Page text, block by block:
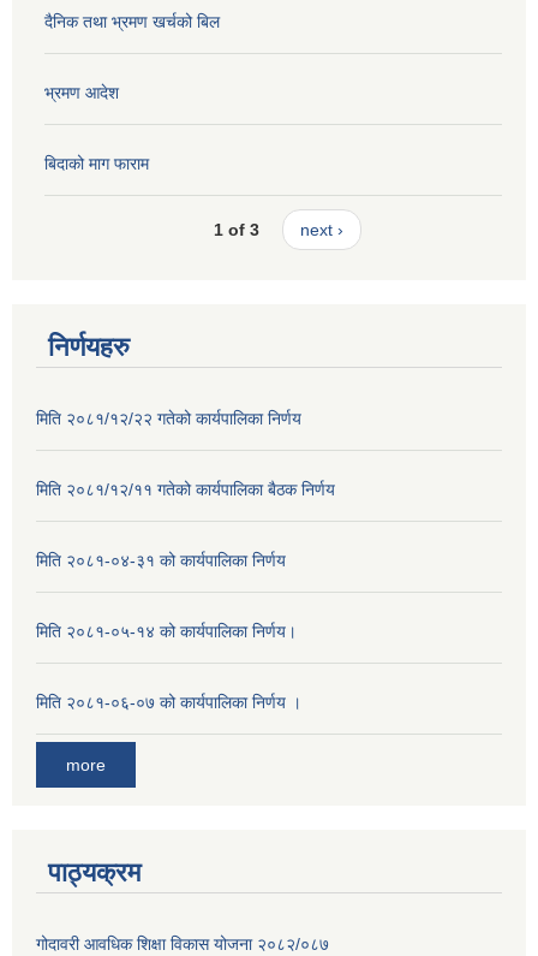
दैनिक तथा भ्रमण खर्चको बिल
भ्रमण आदेश
बिदाको माग फाराम
1 of 3 next ›
निर्णयहरु
मिति २०८१/१२/२२ गतेको कार्यपालिका निर्णय
मिति २०८१/१२/११ गतेको कार्यपालिका बैठक निर्णय
मिति २०८१-०४-३१ को कार्यपालिका निर्णय
मिति २०८१-०५-१४ को कार्यपालिका निर्णय।
मिति २०८१-०६-०७ को कार्यपालिका निर्णय ।
more
पाठ्यक्रम
गोदावरी आवधिक शिक्षा विकास योजना २०८२/०८७